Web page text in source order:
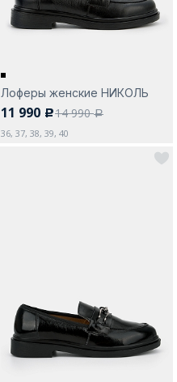
Лоферы женские НИКОЛЬ
11 990 c14 990a
36, 37, 38, 39, 40